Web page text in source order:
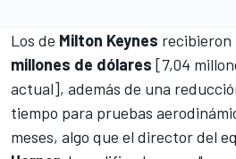
Los de Milton Keynes recibieron
millones de dólares [7,04
actual], además de una
tiempo para pruebas
meses, algo que el director del